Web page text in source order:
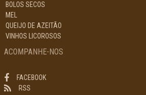
BOLOS SECOS
MEL
QUEIJO DE AZEITÃO
VINHOS LICOROSOS
ACOMPANHE-NOS
FACEBOOK
RSS